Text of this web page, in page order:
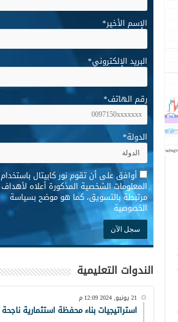
الإسم الأخير*
البريد الإلكتروني*
رقم الهاتف*
الدولة*
* أوافق على أن تقوم نور كابيتال باستخدام
المعلومات الشخصية المذكورة أعلاه لأهداف
مرتبطة بالتسويق، كما هو موضح بسياسة
الخصوصية
الندوات التعليمية
21 يونيو, 2024 12:09 م
استراتيجيات بناء محفظة استثمارية ناجحة